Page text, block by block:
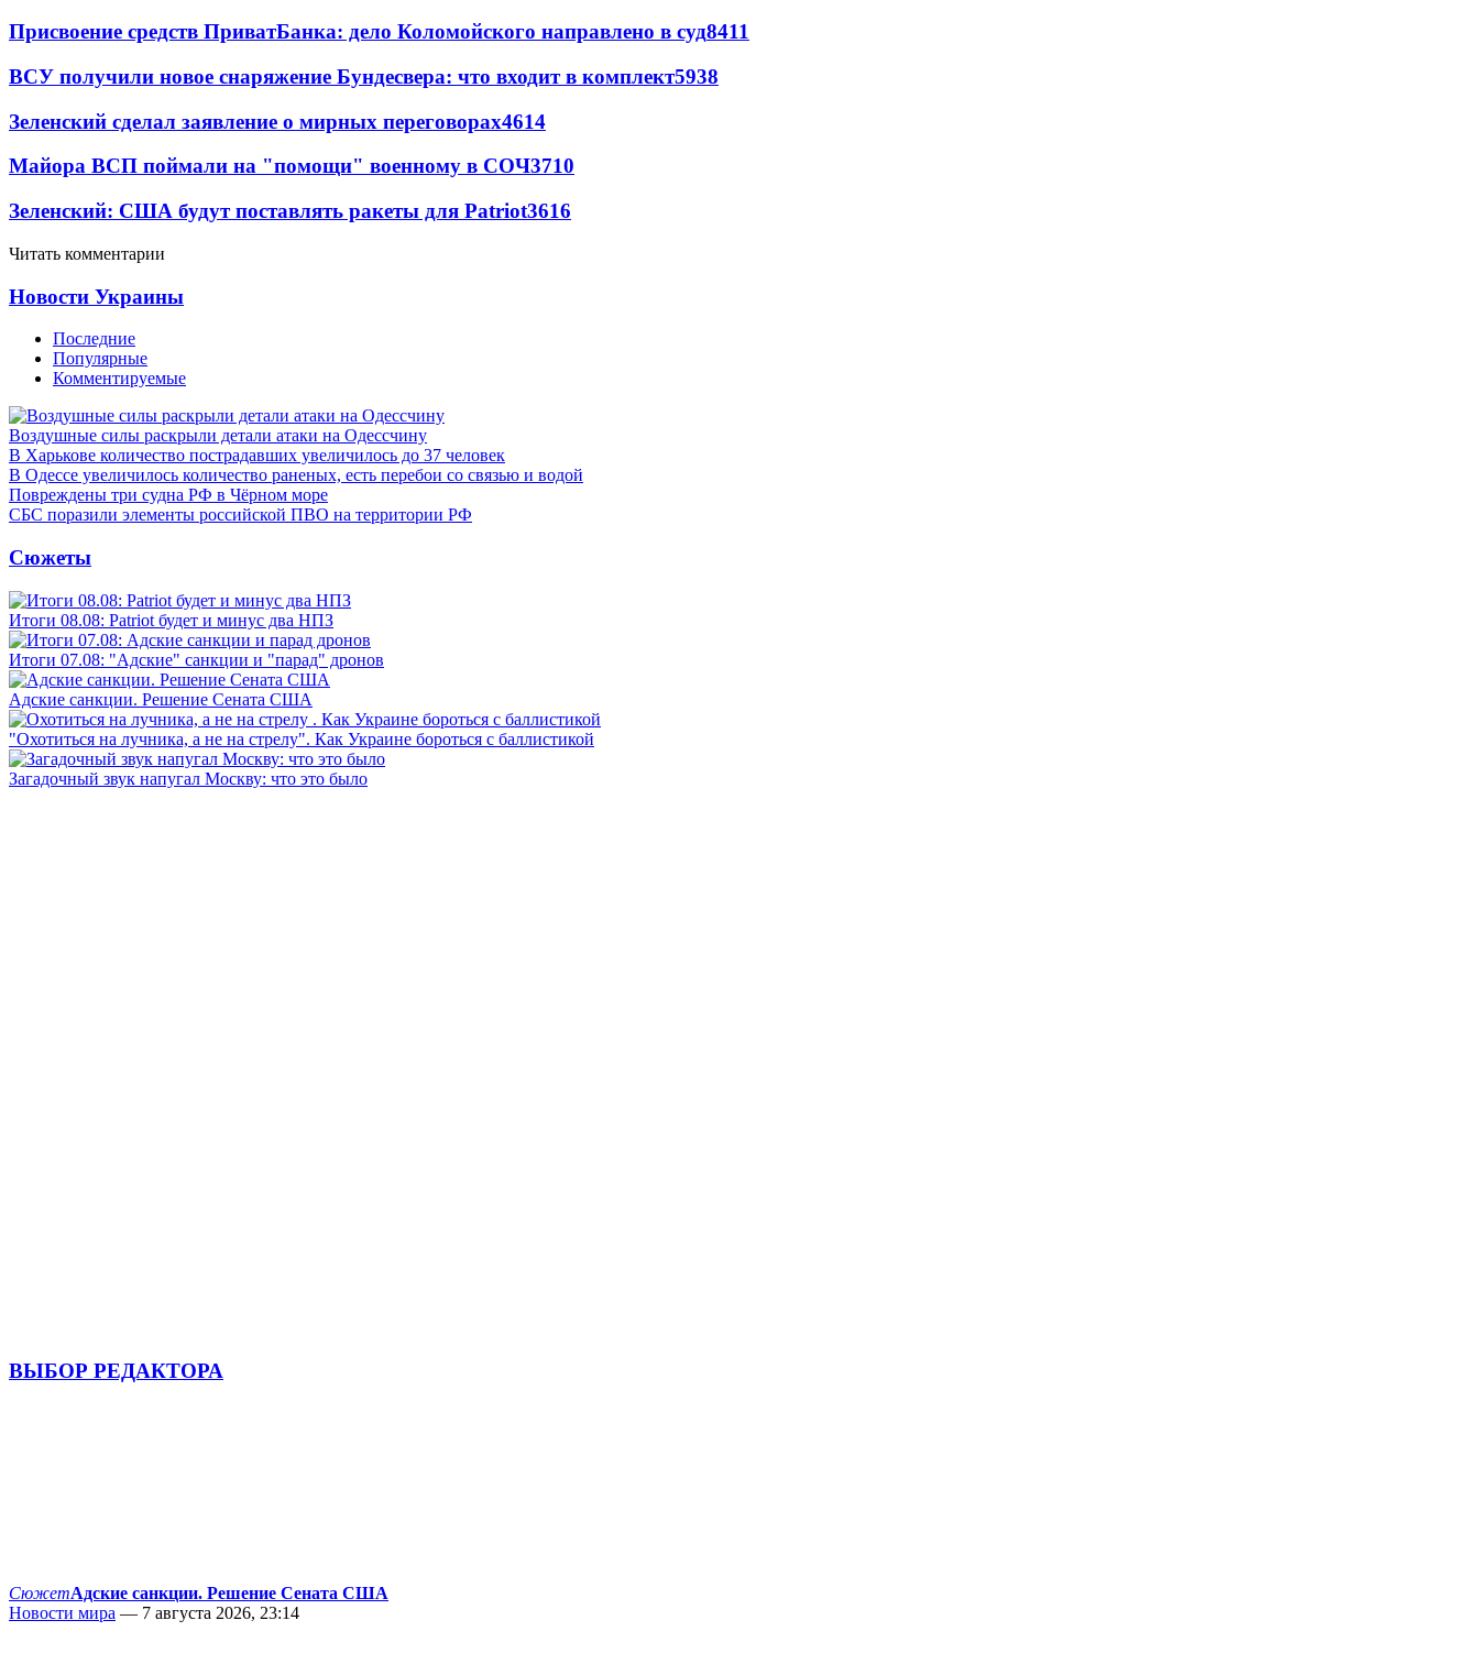
Присвоение средств ПриватБанка: дело Коломойского направлено в суд8411
ВСУ получили новое снаряжение Бундесвера: что входит в комплект5938
Зеленский сделал заявление о мирных переговорах4614
Майора ВСП поймали на "помощи" военному в СОЧ3710
Зеленский: США будут поставлять ракеты для Patriot3616
Читать комментарии
Новости Украины
Последние
Популярные
Комментируемые
Воздушные силы раскрыли детали атаки на Одессчину
В Харькове количество пострадавших увеличилось до 37 человек
В Одессе увеличилось количество раненых, есть перебои со связью и водой
Повреждены три судна РФ в Чёрном море
СБС поразили элементы российской ПВО на территории РФ
Сюжеты
Итоги 08.08: Patriot будет и минус два НПЗ
Итоги 07.08: "Адские" санкции и "парад" дронов
Адские санкции. Решение Сената США
"Охотиться на лучника, а не на стрелу". Как Украине бороться с баллистикой
Загадочный звук напугал Москву: что это было
ВЫБОР РЕДАКТОРА
СюжетАдские санкции. Решение Сената США
Новости мира — 7 августа 2026, 23:14